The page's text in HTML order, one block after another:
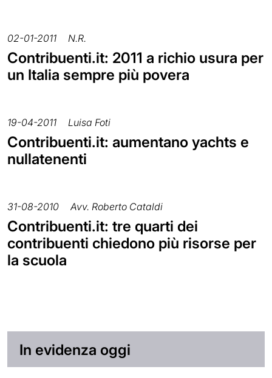
02-01-2011 N.R.
Contribuenti.it: 2011 a richio usura per
un Italia sempre più povera
19-04-2011 Luisa Foti
Contribuenti.it: aumentano yachts e
nullatenenti
31-08-2010 Avv. Roberto Cataldi
Contribuenti.it: tre quarti dei
contribuenti chiedono più risorse per
la scuola
In evidenza oggi